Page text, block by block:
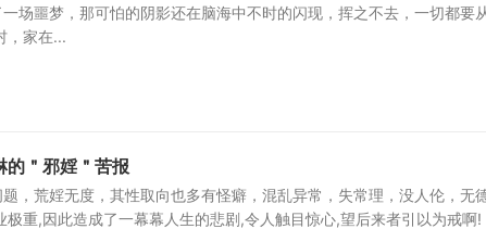
场噩梦，那可怕的阴影还在脑海中不时的闪现，挥之不去，一切都要
，家在...
的＂邪婬＂苦报
，荒婬无度，其性取向也多有怪癖，混乱异常，失常理，没人伦，无
极重,因此造成了一幕幕人生的悲剧,令人触目惊心,望后来者引以为戒啊!